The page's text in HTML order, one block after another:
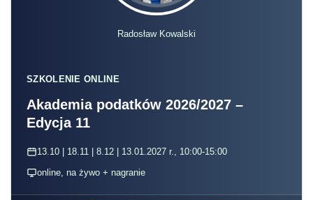
Radosław Kowalski
SZKOLENIE ONLINE
Akademia podatków 2026/2027 –
Edycja 11
13.10 | 18.11 | 8.12 | 13.01.2027 r., 10:00-15:00
online, na żywo + nagranie